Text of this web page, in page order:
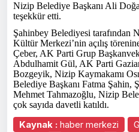
Nizip Belediye Başkanı Ali
teşekkür etti.
Şahinbey Belediyesi tarafından
Kültür Merkezi’nin açılış
Çeber, AK Parti Grup
Abdulhamit Gül, AK Parti
Bozgeyik, Nizip Kaymakamı
Belediye Başkanı Fatma Şahin,
Mehmet Tahmazoğlu, Nizip
çok sayıda davetli katıldı.
Kaynak : haber merkezi